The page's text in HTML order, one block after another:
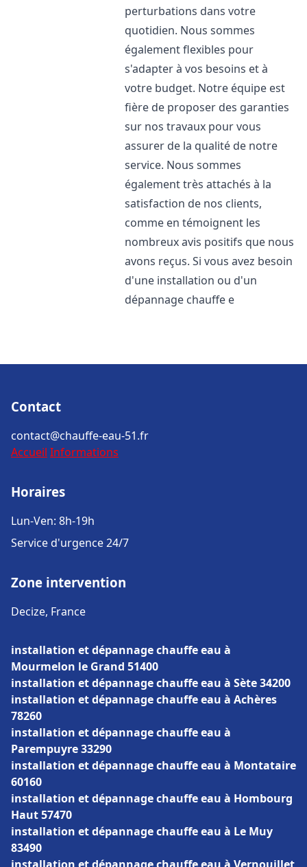
perturbations dans votre
quotidien. Nous sommes
également flexibles pour
s'adapter à vos besoins et à
votre budget. Notre équipe est
fière de proposer des garanties
sur nos travaux pour vous
assurer de la qualité de notre
service. Nous sommes
également très attachés à la
satisfaction de nos clients,
comme en témoignent les
nombreux avis positifs que nous
avons reçus. Si vous avez besoin
d'une installation ou d'un
dépannage chauffe e
Contact
contact@chauffe-eau-51.fr
Accueil Informations
Horaires
Lun-Ven: 8h-19h
Service d'urgence 24/7
Zone intervention
Decize, France
installation et dépannage chauffe eau à
Mourmelon le Grand 51400
installation et dépannage chauffe eau à Sète 34200
installation et dépannage chauffe eau à Achères
78260
installation et dépannage chauffe eau à
Parempuyre 33290
installation et dépannage chauffe eau à Montataire
60160
installation et dépannage chauffe eau à Hombourg
Haut 57470
installation et dépannage chauffe eau à Le Muy
83490